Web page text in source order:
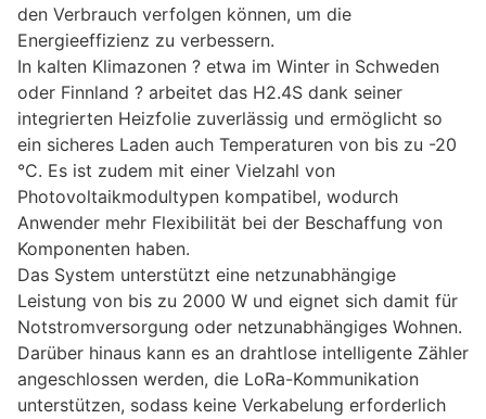
den Verbrauch verfolgen können, um die
Energieeffizienz zu verbessern.
In kalten Klimazonen ? etwa im Winter in Schweden
oder Finnland ? arbeitet das H2.4S dank seiner
integrierten Heizfolie zuverlässig und ermöglicht so
ein sicheres Laden auch Temperaturen von bis zu -20
°C. Es ist zudem mit einer Vielzahl von
Photovoltaikmodultypen kompatibel, wodurch
Anwender mehr Flexibilität bei der Beschaffung von
Komponenten haben.
Das System unterstützt eine netzunabhängige
Leistung von bis zu 2000 W und eignet sich damit für
Notstromversorgung oder netzunabhängiges Wohnen.
Darüber hinaus kann es an drahtlose intelligente Zähler
angeschlossen werden, die LoRa-Kommunikation
unterstützen, sodass keine Verkabelung erforderlich